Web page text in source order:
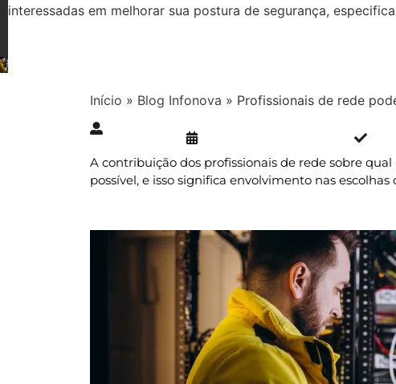
interessadas em melhorar sua postura de segurança,
Início » Blog Infonova » Profissionais de rede
A contribuição dos profissionais de rede sobre qual
possível, e isso significa envolvimento nas escolhas